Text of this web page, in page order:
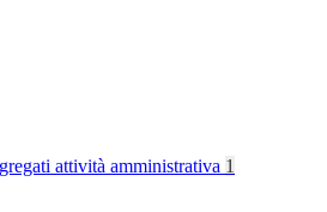
attività amministrativa 1